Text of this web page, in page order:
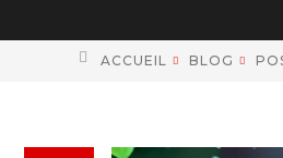
ACCUEIL BLOG